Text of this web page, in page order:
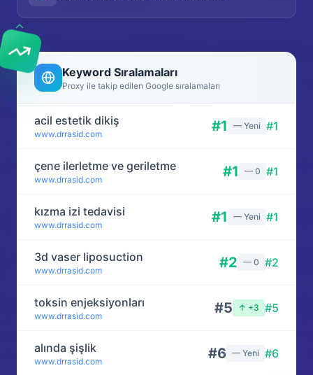
Keyword Sıralamaları
Proxy ile takip edilen Google sıralamaları
acil estetik dikiş
www.drrasid.com #1 — Yeni #1
çene ilerletme ve geriletme
www.drrasid.com #1 — 0 #1
kızma izi tedavisi
www.drrasid.com #1 — Yeni #1
3d vaser liposuction
www.drrasid.com #2 — 0 #2
toksin enjeksiyonları
www.drrasid.com #5 ↑ +3 #5
alında şişlik
www.drrasid.com #6 — Yeni #6